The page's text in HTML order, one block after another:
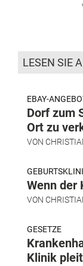
LESEN SIE
EBAY-
Dorf zum
Ort zu
VON
Wenn der
VON
GESETZE
Klinik